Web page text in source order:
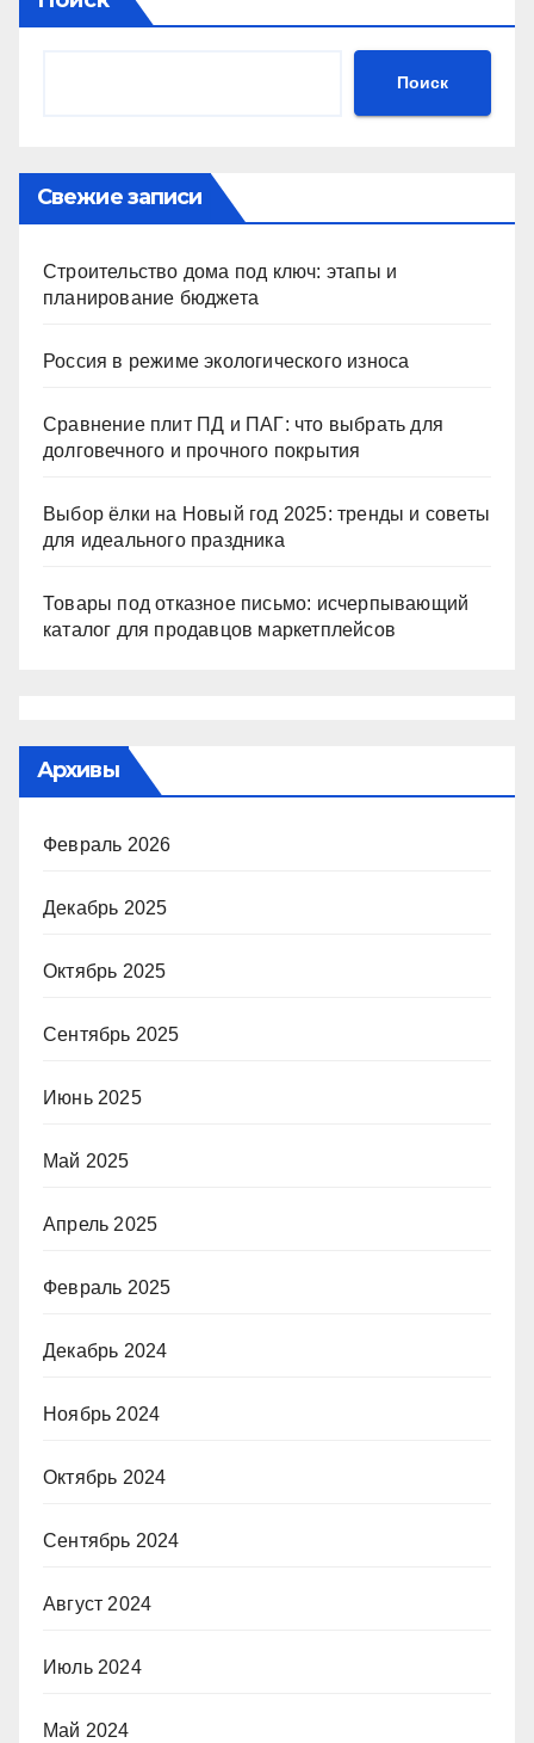
Поиск
Свежие записи
Строительство дома под ключ: этапы и
планирование бюджета
Россия в режиме экологического износа
Сравнение плит ПД и ПАГ: что выбрать для
долговечного и прочного покрытия
Выбор ёлки на Новый год 2025: тренды и советы
для идеального праздника
Товары под отказное письмо: исчерпывающий
каталог для продавцов маркетплейсов
Архивы
Февраль 2026
Декабрь 2025
Октябрь 2025
Сентябрь 2025
Июнь 2025
Май 2025
Апрель 2025
Февраль 2025
Декабрь 2024
Ноябрь 2024
Октябрь 2024
Сентябрь 2024
Август 2024
Июль 2024
Май 2024